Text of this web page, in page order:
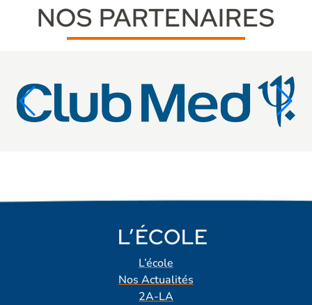
NOS PARTENAIRES
L’ÉCOLE
L’école
Nos Actualités
2A-LA